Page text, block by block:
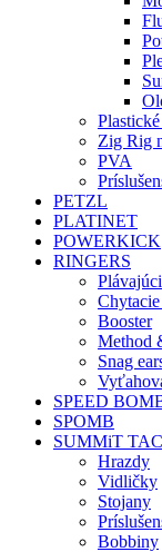
Zig Rig
PVA
PETZL
PLATINET
POWERKICK
RINGERS
Booster
Method
Snag
SPEED
SPOMB
SUMMiT
Hrazdy
Vidličky
Stojany
Bobbiny